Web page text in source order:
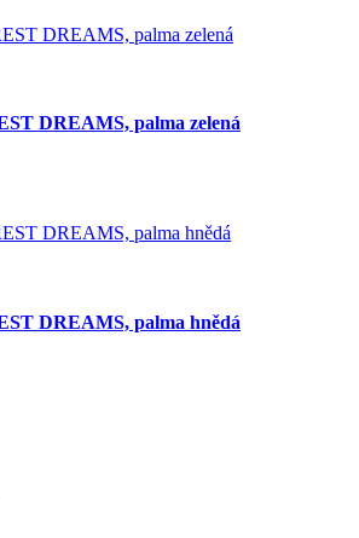
DREAMS, palma zelená
DREAMS, palma hnědá